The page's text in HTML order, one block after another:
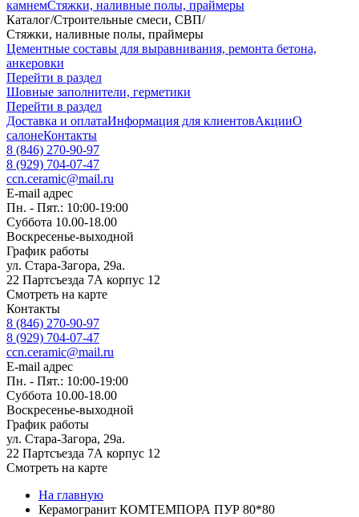
камнемСтяжки, наливные полы, праймеры
Каталог/Строительные смеси, СВП/
Стяжки, наливные полы, праймеры
Цементные составы для выравнивания, ремонта бетона,
анкеровки
Перейти в раздел
Шовные заполнители, герметики
Перейти в раздел
Доставка и оплатаИнформация для клиентовАкцииО
салонеКонтакты
8 (846) 270-90-97
8 (929) 704-07-47
ccn.ceramic@mail.ru
E-mail адрес
Пн. - Пят.: 10:00-19:00
Суббота 10.00-18.00
Воскресенье-выходной
График работы
ул. Стара-Загора, 29а.
22 Партсъезда 7А корпус 12
Смотреть на карте
Контакты
8 (846) 270-90-97
8 (929) 704-07-47
ccn.ceramic@mail.ru
E-mail адрес
Пн. - Пят.: 10:00-19:00
Суббота 10.00-18.00
Воскресенье-выходной
График работы
ул. Стара-Загора, 29а.
22 Партсъезда 7А корпус 12
Смотреть на карте
На главную
Керамогранит КОМТЕМПОРА ПУР 80*80